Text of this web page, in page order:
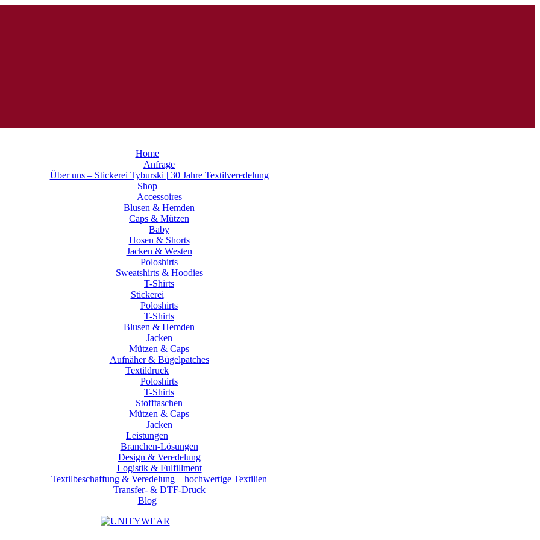
Home
Anfrage
Über uns – Stickerei Tyburski | 30 Jahre Textilveredelung
Shop
Accessoires
Blusen & Hemden
Caps & Mützen
Baby
Hosen & Shorts
Jacken & Westen
Poloshirts
Sweatshirts & Hoodies
T-Shirts
Stickerei
Poloshirts
T-Shirts
Blusen & Hemden
Jacken
Mützen & Caps
Aufnäher & Bügelpatches
Textildruck
Poloshirts
T-Shirts
Stofftaschen
Mützen & Caps
Jacken
Leistungen
Branchen-Lösungen
Design & Veredelung
Logistik & Fulfillment
Textilbeschaffung & Veredelung – hochwertige Textilien
Transfer- & DTF-Druck
Blog